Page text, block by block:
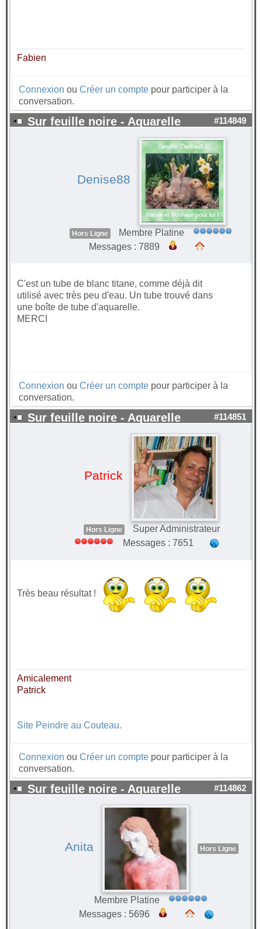
Fabien
Connexion ou Créer un compte pour participer à la
conversation.
Sur feuille noire - Aquarelle #114849
Denise88
Hors Ligne
Membre Platine
Messages : 7889
C'est un tube de blanc titane, comme déjà dit
utilisé avec très peu d'eau. Un tube trouvé dans
une boîte de tube d'aquarelle.
MERCI
Connexion ou Créer un compte pour participer à la
conversation.
Sur feuille noire - Aquarelle #114851
Patrick
Hors Ligne
Super Administrateur
Messages : 7651
Très beau résultat !
Amicalement
Patrick
Site Peindre au Couteau.
Connexion ou Créer un compte pour participer à la
conversation.
Sur feuille noire - Aquarelle #114862
Anita Hors Ligne
Membre Platine
Messages : 5696